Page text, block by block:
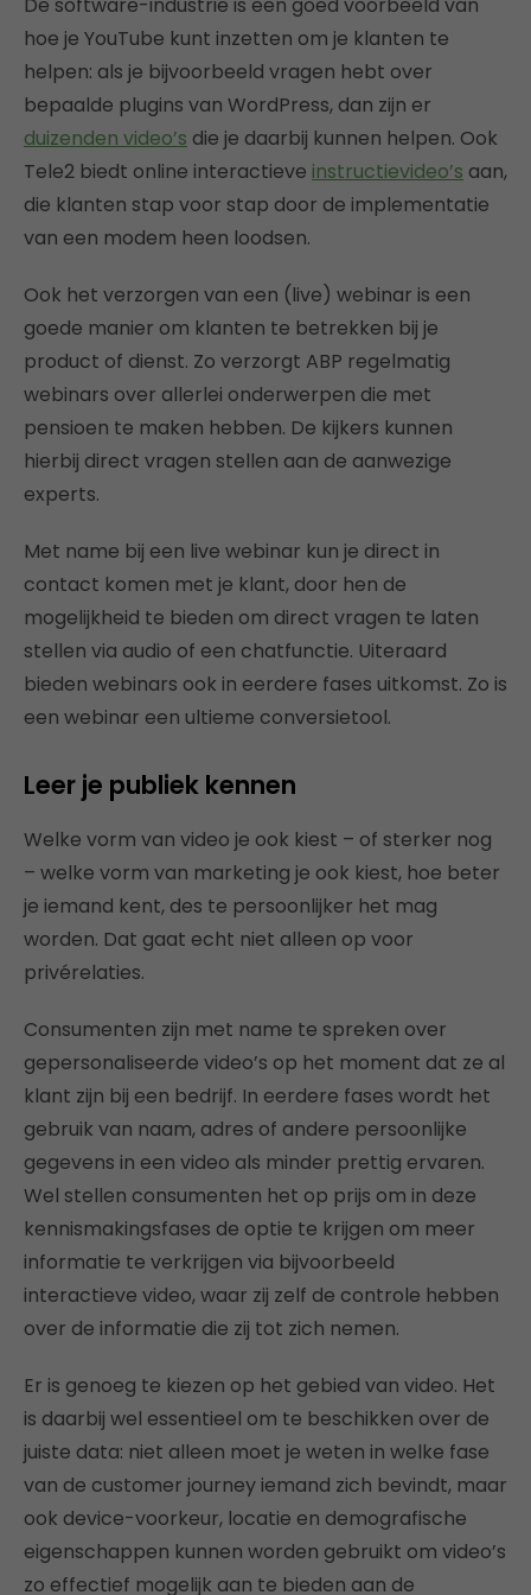
hoe je YouTube kunt inzetten om je klanten te
helpen: als je bijvoorbeeld vragen hebt over
bepaalde plugins van WordPress, dan zijn er
duizenden video’s die je daarbij kunnen helpen. Ook
Tele2 biedt online interactieve instructievideo’s aan,
die klanten stap voor stap door de implementatie
van een modem heen loodsen.
Ook het verzorgen van een (live) webinar is een
goede manier om klanten te betrekken bij je
product of dienst. Zo verzorgt ABP regelmatig
webinars over allerlei onderwerpen die met
pensioen te maken hebben. De kijkers kunnen
hierbij direct vragen stellen aan de aanwezige
experts.
Met name bij een live webinar kun je direct in
contact komen met je klant, door hen de
mogelijkheid te bieden om direct vragen te laten
stellen via audio of een chatfunctie. Uiteraard
bieden webinars ook in eerdere fases uitkomst. Zo is
een webinar een ultieme conversietool.
Leer je publiek kennen
Welke vorm van video je ook kiest – of sterker nog
– welke vorm van marketing je ook kiest, hoe beter
je iemand kent, des te persoonlijker het mag
worden. Dat gaat echt niet alleen op voor
privérelaties.
Consumenten zijn met name te spreken over
gepersonaliseerde video’s op het moment dat ze al
klant zijn bij een bedrijf. In eerdere fases wordt het
gebruik van naam, adres of andere persoonlijke
gegevens in een video als minder prettig ervaren.
Wel stellen consumenten het op prijs om in deze
kennismakingsfases de optie te krijgen om meer
informatie te verkrijgen via bijvoorbeeld
interactieve video, waar zij zelf de controle hebben
over de informatie die zij tot zich nemen.
Er is genoeg te kiezen op het gebied van video. Het
is daarbij wel essentieel om te beschikken over de
juiste data: niet alleen moet je weten in welke fase
van de customer journey iemand zich bevindt, maar
ook device-voorkeur, locatie en demografische
eigenschappen kunnen worden gebruikt om video’s
zo effectief mogelijk aan te bieden aan de